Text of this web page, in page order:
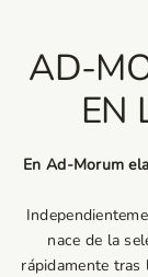
AD-
EN
En Ad‑Morum
nace de la
rápidamente